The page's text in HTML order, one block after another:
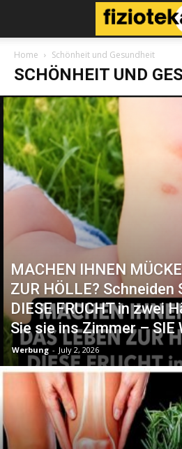
Home Schönheit und Gesundheit
SCHÖNHEIT UND
MACHEN IHNEN
ZUR HÖLLE? Schneiden
DIESE FRUCHT in zwei
Sie sie ins Zimmer – SIE
Werbung - July 2, 2026